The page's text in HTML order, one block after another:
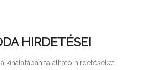
HIRDETÉSEI
kínálatában található hirdetéseket